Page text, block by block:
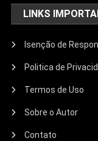
LINKS
Isenção de
Politica de
Termos de Uso
Sobre o Autor
Contato